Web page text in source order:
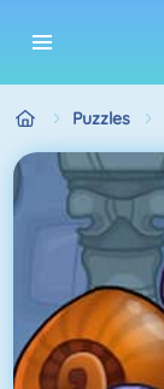
Puzzles